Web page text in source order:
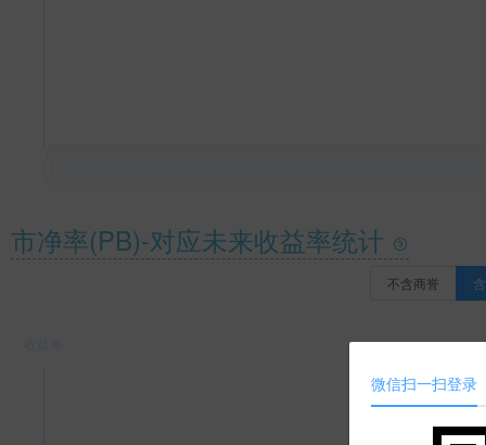
微信扫一扫登录
市净率(PB)-对应未来收益率统计
不含商誉